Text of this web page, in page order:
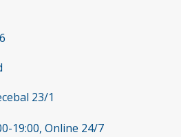
23/1
19:00, Online 24/7